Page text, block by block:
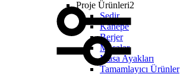
Proje Ürünleri2
Sedir
Kanepe
Berjer
Masalar
Masa Ayakları
Tamamlayıcı Ürünler